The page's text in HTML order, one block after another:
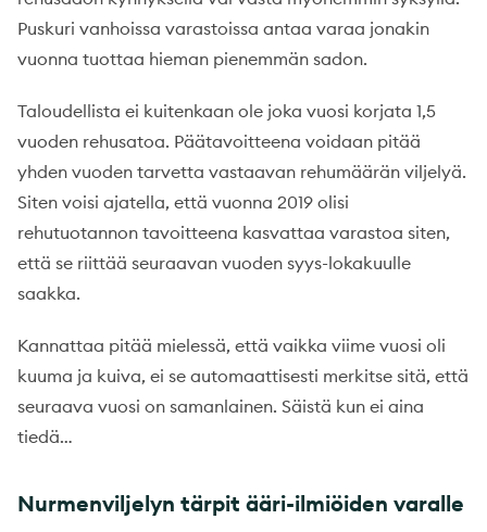
Puskuri vanhoissa varastoissa antaa varaa jonakin
vuonna tuottaa hieman pienemmän sadon.
Taloudellista ei kuitenkaan ole joka vuosi korjata 1,5
vuoden rehusatoa. Päätavoitteena voidaan pitää
yhden vuoden tarvetta vastaavan rehumäärän viljelyä.
Siten voisi ajatella, että vuonna 2019 olisi
rehutuotannon tavoitteena kasvattaa varastoa siten,
että se riittää seuraavan vuoden syys-lokakuulle
saakka.
Kannattaa pitää mielessä, että vaikka viime vuosi oli
kuuma ja kuiva, ei se automaattisesti merkitse sitä, että
seuraava vuosi on samanlainen. Säistä kun ei aina
tiedä…
Nurmenviljelyn tärpit ääri-ilmiöiden varalle